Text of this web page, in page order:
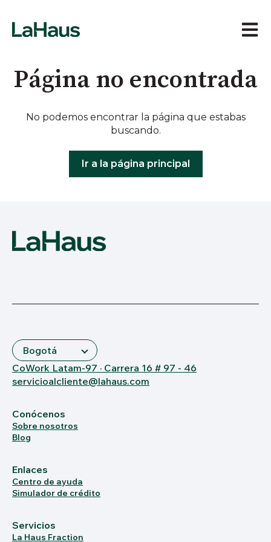
Abrir
Página no encontrada
No podemos encontrar la página que estabas
buscando.
Ir a la página principal
CoWork Latam-97 · Carrera 16 # 97 - 46
servicioalcliente@lahaus.com
Conócenos
Sobre nosotros
Blog
Enlaces
Centro de ayuda
Simulador de crédito
Servicios
La Haus Fraction